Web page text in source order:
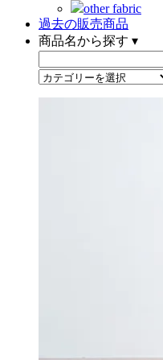
other fabric
過去の販売商品
商品名から探す ▾